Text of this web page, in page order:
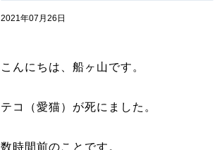
2021年07月26日
こんにちは、船ヶ山です。
テコ（愛猫）が死にました。
数時間前のことです。